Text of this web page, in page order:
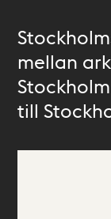
mellan
till